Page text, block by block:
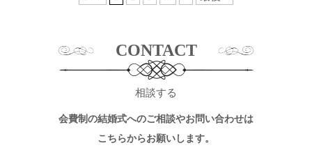
CONTACT
相談する
会費制の結婚式へのご相談やお問い合わせは
こちらからお願いします。